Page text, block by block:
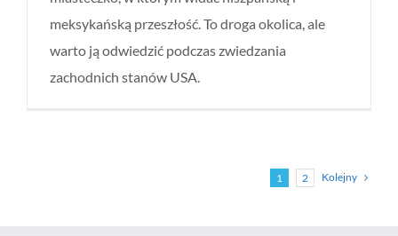
meksykańską przeszłość. To droga okolica, ale
warto ją odwiedzić podczas zwiedzania
zachodnich stanów USA.
1 2 Kolejny